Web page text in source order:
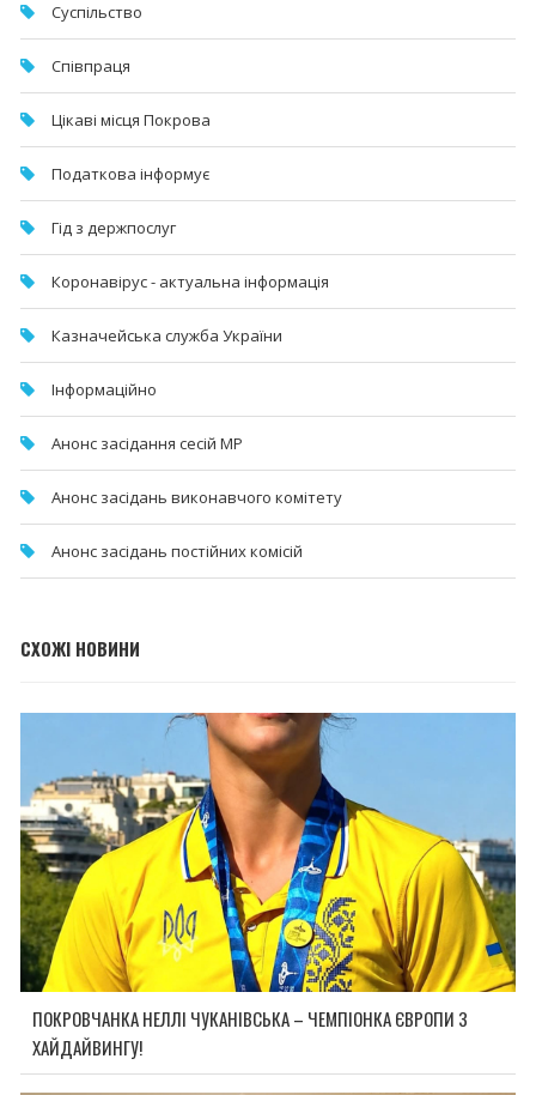
Суспільство
Співпраця
Цікаві місця Покрова
Податкова інформує
Гід з держпослуг
Коронавірус - актуальна інформація
Казначейська служба України
Інформаційно
Анонс засідання сесій МР
Анонс засідань виконавчого комітету
Анонс засідань постійних комісій
СХОЖІ НОВИНИ
ПОКРОВЧАНКА НЕЛЛІ ЧУКАНІВСЬКА – ЧЕМПІОНКА ЄВРОПИ З
ХАЙДАЙВИНГУ!